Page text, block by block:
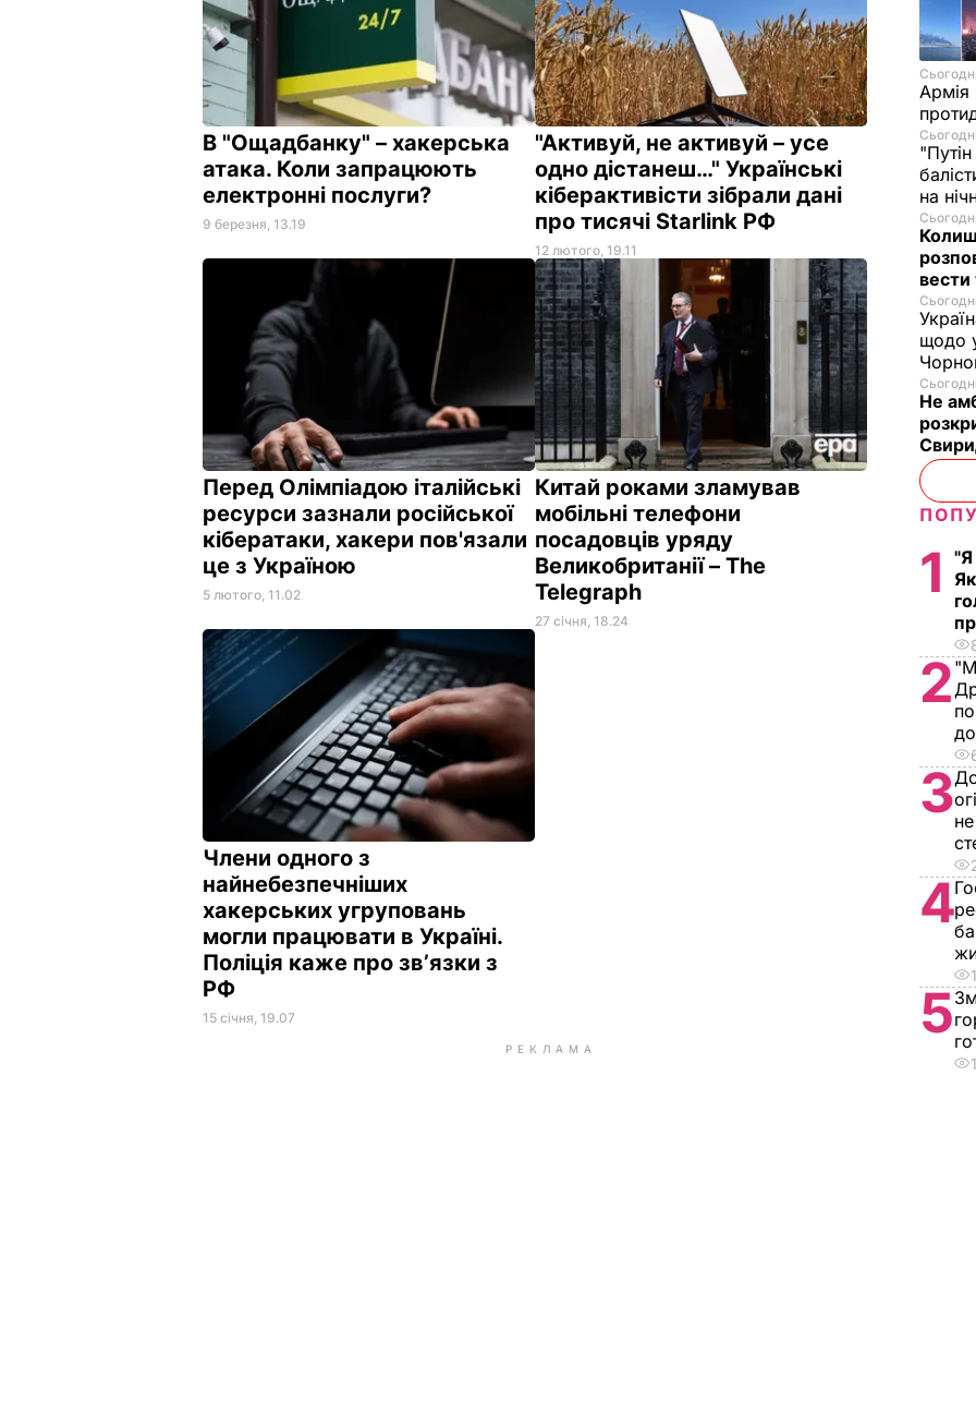
В "Ощадбанку" – хакерська
атака. Коли запрацюють
електронні послуги?
9 березня, 13.19
"Активуй, не активуй – усе
одно дістанеш…" Українські
кіберактивісти зібрали дані
про тисячі Starlink РФ
12 лютого, 19.11
Перед Олімпіадою італійські
ресурси зазнали російської
кібератаки, хакери пов'язали
це з Україною
5 лютого, 11.02
Китай роками зламував
мобільні телефони
посадовців уряду
Великобританії – The
Telegraph
27 січня, 18.24
Члени одного з
найнебезпечніших
хакерських угруповань
могли працювати в Україні.
Поліція каже про звʼязки з
РФ
15 січня, 19.07
РЕКЛАМА
на
вести
щодо
Не
1
"Я
2
3
4
5